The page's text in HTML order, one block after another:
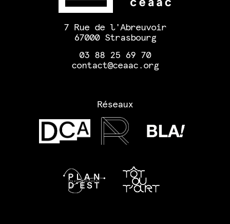
7 Rue de l'Abreuvoir
67000 Strasbourg
03 88 25 69 70
contact@ceaac.org
Réseaux